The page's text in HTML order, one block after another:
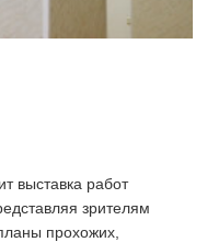
выставка работ
зрителям
прохожих,